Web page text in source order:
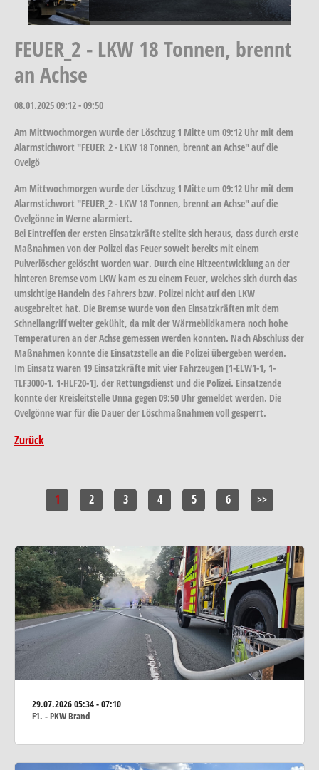
FEUER_2 - LKW 18 Tonnen, brennt
an Achse
08.01.202509:12 - 09:50
Am Mittwochmorgen wurde der Löschzug 1 Mitte um 09:12 Uhr mit dem
Alarmstichwort "FEUER_2 - LKW 18 Tonnen, brennt an Achse" auf die
Ovelgö
Am Mittwochmorgen wurde der Löschzug 1 Mitte um 09:12 Uhr mit dem
Alarmstichwort "FEUER_2 - LKW 18 Tonnen, brennt an Achse" auf die
Ovelgönne in Werne alarmiert.
Bei Eintreffen der ersten Einsatzkräfte stellte sich heraus, dass durch erste
Maßnahmen von der Polizei das Feuer soweit bereits mit einem
Pulverlöscher gelöscht worden war. Durch eine Hitzeentwicklung an der
hinteren Bremse vom LKW kam es zu einem Feuer, welches sich durch das
umsichtige Handeln des Fahrers bzw. Polizei nicht auf den LKW
ausgebreitet hat. Die Bremse wurde von den Einsatzkräften mit dem
Schnellangriff weiter gekühlt, da mit der Wärmebildkamera noch hohe
Temperaturen an der Achse gemessen werden konnten. Nach Abschluss der
Maßnahmen konnte die Einsatzstelle an die Polizei übergeben werden.
Im Einsatz waren 19 Einsatzkräfte mit vier Fahrzeugen [1-ELW1-1, 1-
TLF3000-1, 1-HLF20-1], der Rettungsdienst und die Polizei. Einsatzende
konnte der Kreisleitstelle Unna gegen 09:50 Uhr gemeldet werden. Die
Ovelgönne war für die Dauer der Löschmaßnahmen voll gesperrt.
Zurück
1 2 3 4 5 6 >>
29.07.202605:34 - 07:10
F1. - PKW Brand